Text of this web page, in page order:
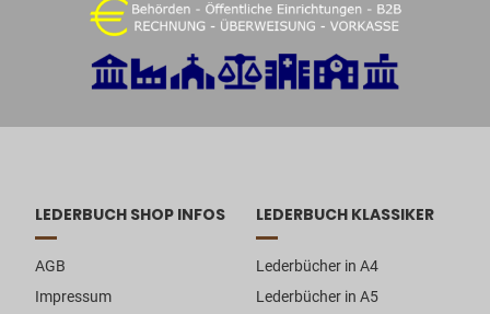
LEDERBUCH SHOP INFOS
AGB
Impressum
LEDERBUCH KLASSIKER
Lederbücher in A4
Lederbücher in A5